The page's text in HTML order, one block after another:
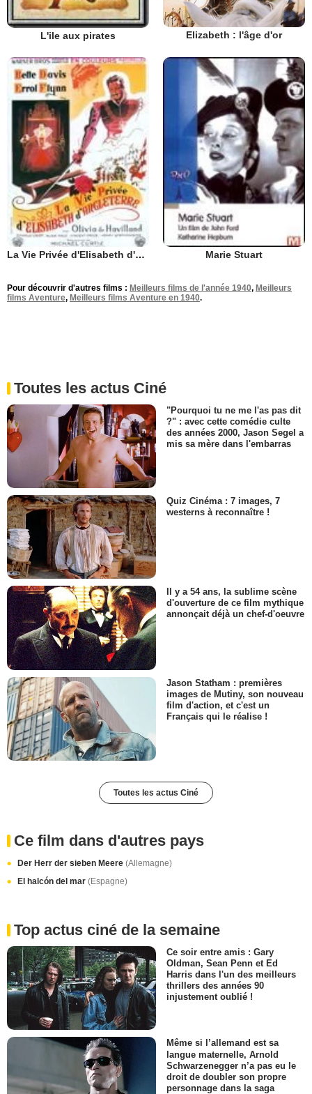
L'ile aux pirates Elizabeth : l'âge d'or
La Vie Privée d'Elisabeth d'Angleterre Marie Stuart
Pour découvrir d'autres films : Meilleurs films de l'année 1940, Meilleurs
films Aventure, Meilleurs films Aventure en 1940.
Toutes les actus Ciné
"Pourquoi tu ne me l'as pas dit
?" : avec cette comédie culte
des années 2000, Jason Segel a
mis sa mère dans l'embarras
Quiz Cinéma : 7 images, 7
westerns à reconnaître !
Il y a 54 ans, la sublime scène
d'ouverture de ce film mythique
annonçait déjà un chef-d'oeuvre
Jason Statham : premières
images de Mutiny, son nouveau
film d'action, et c'est un
Français qui le réalise !
Toutes les actus Ciné
Ce film dans d'autres pays
Der Herr der sieben Meere (Allemagne)
El halcón del mar (Espagne)
Top actus ciné de la semaine
Ce soir entre amis : Gary
Oldman, Sean Penn et Ed
Harris dans l'un des meilleurs
thrillers des années 90
injustement oublié !
Même si l’allemand est sa
langue maternelle, Arnold
Schwarzenegger n’a pas eu le
droit de doubler son propre
personnage dans la saga